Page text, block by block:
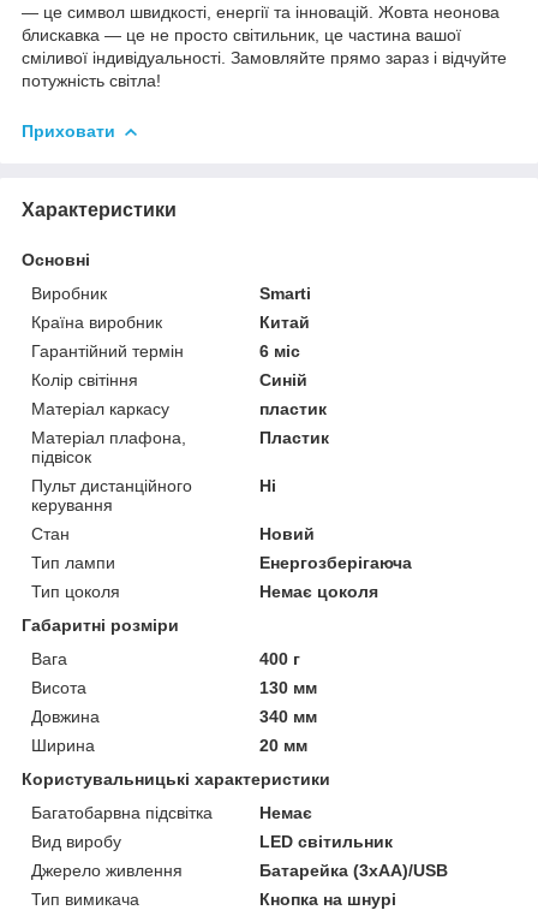
— це символ швидкості, енергії та інновацій. Жовта неонова
блискавка — це не просто світильник, це частина вашої
сміливої індивідуальності. Замовляйте прямо зараз і відчуйте
потужність світла!
Приховати
Характеристики
Основні
Виробник
Smarti
Країна виробник
Китай
Гарантійний термін
6 міс
Колір світіння
Синій
Матеріал каркасу
пластик
Матеріал плафона,
підвісок
Пластик
Пульт дистанційного
керування
Ні
Стан
Новий
Тип лампи
Енергозберігаюча
Тип цоколя
Немає цоколя
Габаритні розміри
Вага
400 г
Висота
130 мм
Довжина
340 мм
Ширина
20 мм
Користувальницькі характеристики
Багатобарвна підсвітка
Немає
Вид виробу
LED світильник
Джерело живлення
Батарейка (3xАА)/USB
Тип вимикача
Кнопка на шнурі